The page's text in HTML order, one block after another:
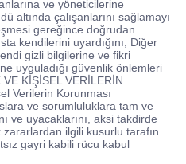
ve yöneticilerine
altında çalışanlarını sağlamayı
gereğince doğrudan
kendilerini uyardığını, Diğer
gizli bilgilerine ve fikri
uyguladığı güvenlik önlemleri
KİŞİSEL VERİLERİN
Verilerin Korunması
ve sorumluluklara tam ve
ve uyacaklarını, aksi takdirde
ilgili kusurlu tarafın
gayri kabili rücu kabul